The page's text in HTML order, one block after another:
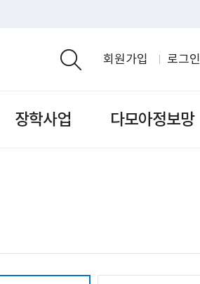
회원가입 로그인
장학사업 다모아정보망